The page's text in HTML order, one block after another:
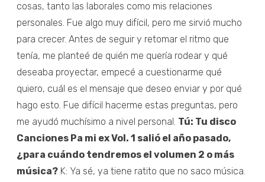
cosas, tanto las laborales como mis relaciones
personales. Fue algo muy difícil, pero me sirvió mucho
para crecer. Antes de seguir y retomar el ritmo que
tenía, me planteé de quién me quería rodear y qué
deseaba proyectar, empecé a cuestionarme qué
quiero, cuál es el mensaje que deseo enviar y por qué
hago esto. Fue difícil hacerme estas preguntas, pero
me ayudó muchísimo a nivel personal. Tú: Tu disco
Canciones Pa mi ex Vol. 1 salió el año pasado,
¿para cuándo tendremos el volumen 2 o más
música? K: Ya sé, ya tiene ratito que no saco música.